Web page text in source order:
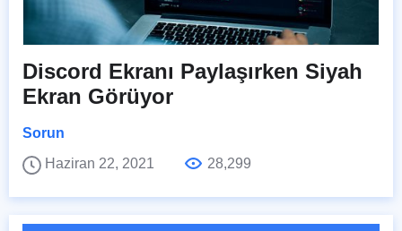
Discord Ekranı Paylaşırken Siyah
Ekran Görüyor
Sorun
Haziran 22, 2021
28,299